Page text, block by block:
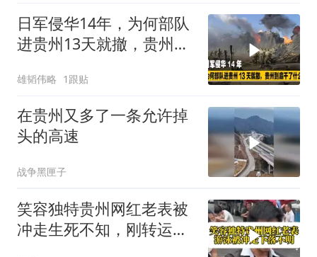
日军侵华14年，为何部队
进贵州13天就撤，贵州到
雄韬伟略 1跟贴
在贵州又多了一条允许掉
头的高速
战争黑匣子
笑容独特贵州网红老表被
冲走生死不知，刚转运就